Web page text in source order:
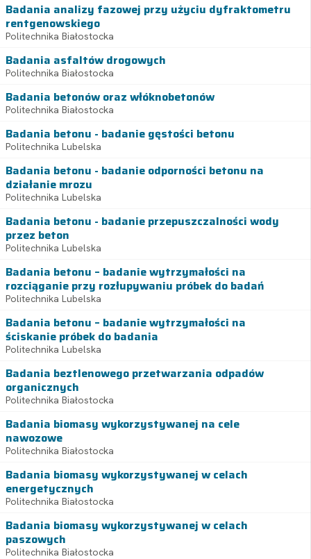
Badania analizy fazowej przy użyciu dyfraktometru
rentgenowskiego
Politechnika Białostocka
Badania asfaltów drogowych
Politechnika Białostocka
Badania betonów oraz włóknobetonów
Politechnika Białostocka
Badania betonu - badanie gęstości betonu
Politechnika Lubelska
Badania betonu - badanie odporności betonu na
działanie mrozu
Politechnika Lubelska
Badania betonu - badanie przepuszczalności wody
przez beton
Politechnika Lubelska
Badania betonu – badanie wytrzymałości na
rozciąganie przy rozłupywaniu próbek do badań
Politechnika Lubelska
Badania betonu – badanie wytrzymałości na
ściskanie próbek do badania
Politechnika Lubelska
Badania beztlenowego przetwarzania odpadów
organicznych
Politechnika Białostocka
Badania biomasy wykorzystywanej na cele
nawozowe
Politechnika Białostocka
Badania biomasy wykorzystywanej w celach
energetycznych
Politechnika Białostocka
Badania biomasy wykorzystywanej w celach
paszowych
Politechnika Białostocka